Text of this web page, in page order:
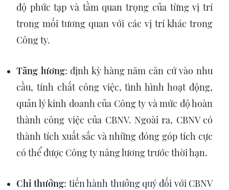
độ phức tạp và tầm quan trọng của từng vị trí
trong mối tương quan với các vị trí khác trong
Công ty.
Tăng lương: định kỳ hàng năm căn cứ vào nhu
cầu, tính chất công việc, tình hình hoạt động,
quản lý kinh doanh của Công ty và mức độ hoàn
thành công việc của CBNV. Ngoài ra, CBNV có
thành tích xuất sắc và những đóng góp tích cực
có thể được Công ty nâng lương trước thời hạn.
Chi thưởng: tiến hành thưởng quý đối với CBNV